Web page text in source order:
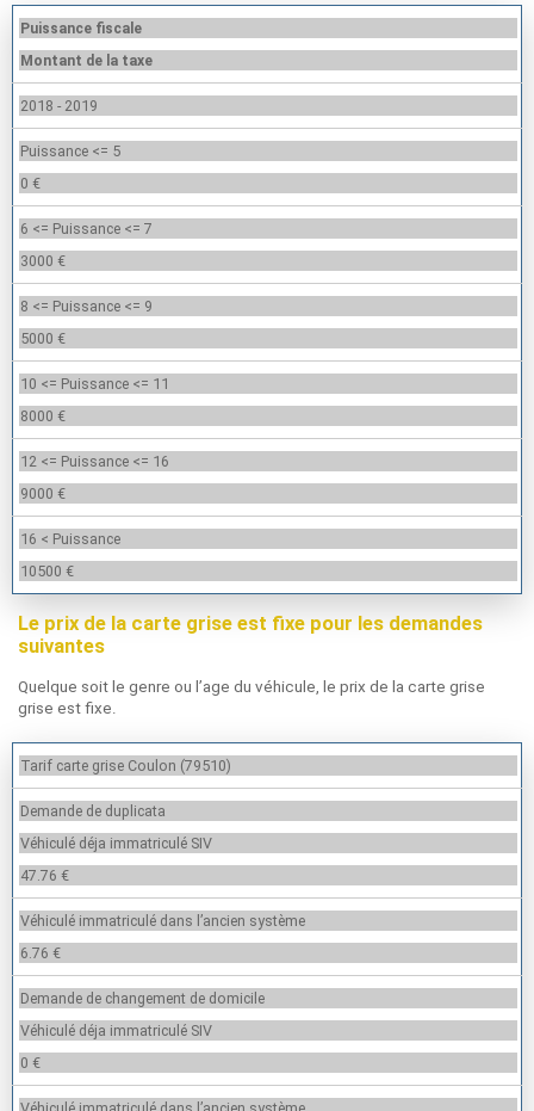
Puissance fiscale
Montant de la taxe
2018 - 2019
Puissance <= 5
0 €
6 <= Puissance <= 7
3000 €
8 <= Puissance <= 9
5000 €
10 <= Puissance <= 11
8000 €
12 <= Puissance <= 16
9000 €
16 < Puissance
10500 €
Le prix de la carte grise est fixe pour les demandes
suivantes
Quelque soit le genre ou l’age du véhicule, le prix de la carte grise
grise est fixe.
Tarif carte grise Coulon (79510)
Demande de duplicata
Véhiculé déja immatriculé SIV
47.76 €
Véhiculé immatriculé dans l’ancien système
6.76 €
Demande de changement de domicile
Véhiculé déja immatriculé SIV
0 €